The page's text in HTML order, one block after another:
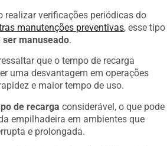
realizar verificações periódicas do
manutenções preventivas, esse tipo
ser manuseado.
que o tempo de recarga
uma desvantagem em operações
e maior tempo de uso.
de recarga considerável, o que pode
empilhadeira em ambientes que
e prolongada.